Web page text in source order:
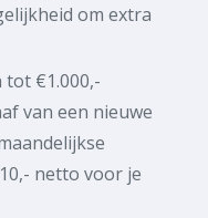
om extra
tot €1.000,-
van een nieuwe
netto voor je